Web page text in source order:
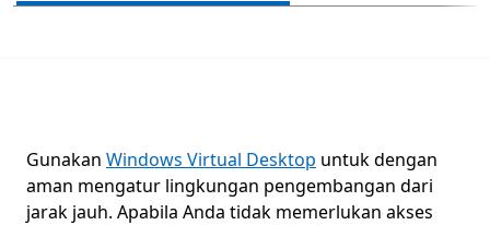
Azure Kubernetes Service (AKS)
Gunakan Windows Virtual Desktop untuk dengan
aman mengatur lingkungan pengembangan dari
jarak jauh. Apabila Anda tidak memerlukan akses